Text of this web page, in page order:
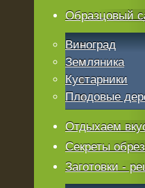
Образцовый
Виноград
Земляника
Кустарники
Плодовые
Отдыхаем
Секреты
Заготовки -